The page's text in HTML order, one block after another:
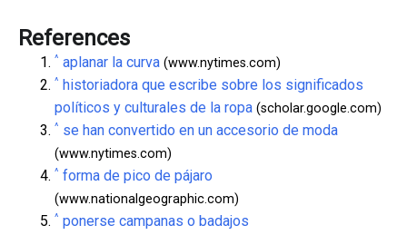
References
^ aplanar la curva (www.nytimes.com)
^ historiadora que escribe sobre los significados
políticos y culturales de la ropa (scholar.google.com)
^ se han convertido en un accesorio de moda
(www.nytimes.com)
^ forma de pico de pájaro
(www.nationalgeographic.com)
^ ponerse campanas o badajos